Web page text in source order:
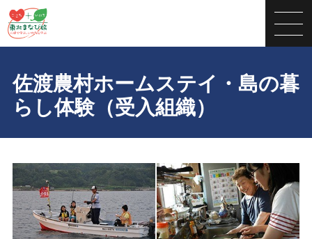
佐渡農村ホームステイ・島の暮
らし体験（受入組織）